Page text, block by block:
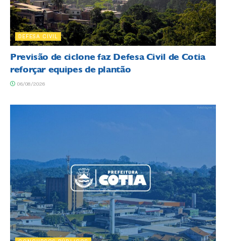
DEFESA CIVIL
Previsão de ciclone faz Defesa Civil de Cotia
reforçar equipes de plantão
06/08/2026